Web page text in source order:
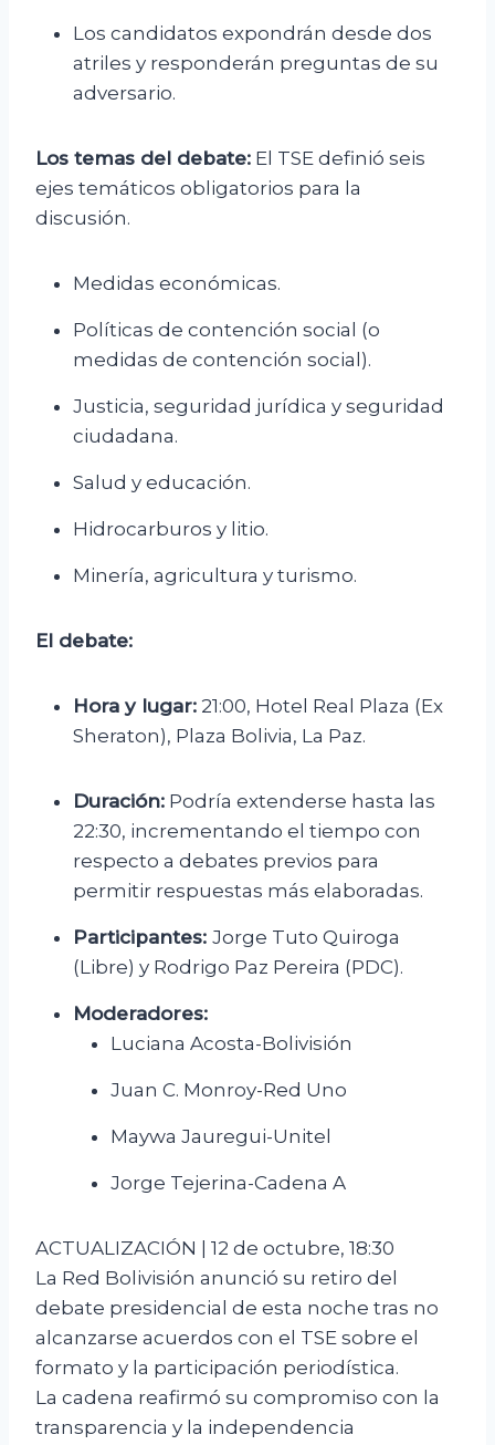
Los candidatos expondrán desde dos
atriles y responderán preguntas de su
adversario.
Los temas del debate: El TSE definió seis
ejes temáticos obligatorios para la
discusión.
Medidas económicas.
Políticas de contención social (o
medidas de contención social).
Justicia, seguridad jurídica y seguridad
ciudadana.
Salud y educación.
Hidrocarburos y litio.
Minería, agricultura y turismo.
El debate:
Hora y lugar: 21:00, Hotel Real Plaza (Ex
Sheraton), Plaza Bolivia, La Paz.
Duración: Podría extenderse hasta las
22:30, incrementando el tiempo con
respecto a debates previos para
permitir respuestas más elaboradas.
Participantes: Jorge Tuto Quiroga
(Libre) y Rodrigo Paz Pereira (PDC).
Moderadores:
Luciana Acosta-Bolivisión
Juan C. Monroy-Red Uno
Maywa Jauregui-Unitel
Jorge Tejerina-Cadena A
ACTUALIZACIÓN | 12 de octubre, 18:30
La Red Bolivisión anunció su retiro del
debate presidencial de esta noche tras no
alcanzarse acuerdos con el TSE sobre el
formato y la participación periodística.
La cadena reafirmó su compromiso con la
transparencia y la independencia